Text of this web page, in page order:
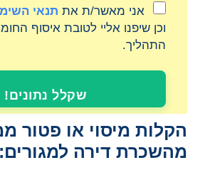
אני מאשר/ת את תנאי
וכן שיפנו אליי לטובת איסוף
התהליך.
שקלל נתונים!
הקלות מיסוי או פטור
מהשכרת דירה